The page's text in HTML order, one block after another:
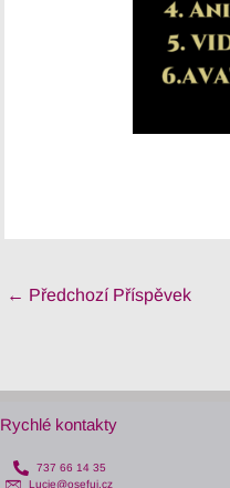
← Předchozí Příspěvek
Rychlé kontakty
737 66 14 35
Lucie@osefuj.cz